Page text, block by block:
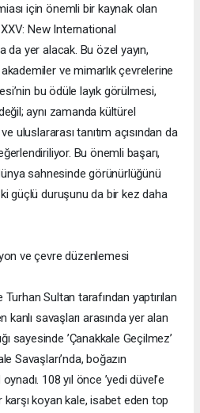
için önemli bir kaynak olan
New International
da yer alacak. Bu özel yayın,
ve mimarlık çevrelerine
bu ödüle layık görülmesi,
aynı zamanda kültürel
uluslararası tanıtım açısından da
Bu önemli başarı,
sahnesinde görünürlüğünü
güçlü duruşunu da bir kez daha
ve çevre düzenlemesi
Sultan tarafından yaptırılan
kanlı savaşları arasında yer alan
sayesinde ’Çanakkale Geçilmez’
Savaşları’nda, boğazın
108 yıl önce ’yedi düvel’e
koyan kale, isabet eden top